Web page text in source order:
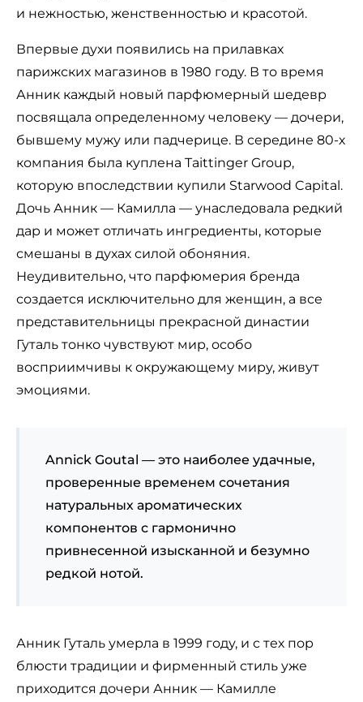
и нежностью, женственностью и красотой.
Впервые духи появились на прилавках
парижских магазинов в 1980 году. В то время
Анник каждый новый парфюмерный шедевр
посвящала определенному человеку — дочери,
бывшему мужу или падчерице. В середине 80-х
компания была куплена Taittinger Group,
которую впоследствии купили Starwood Capital.
Дочь Анник — Камилла — унаследовала редкий
дар и может отличать ингредиенты, которые
смешаны в духах силой обоняния.
Неудивительно, что парфюмерия бренда
создается исключительно для женщин, а все
представительницы прекрасной династии
Гуталь тонко чувствуют мир, особо
восприимчивы к окружающему миру, живут
эмоциями.
Annick Goutal — это наиболее удачные,
проверенные временем сочетания
натуральных ароматических
компонентов с гармонично
привнесенной изысканной и безумно
редкой нотой.
Анник Гуталь умерла в 1999 году, и с тех пор
блюсти традиции и фирменный стиль уже
приходится дочери Анник — Камилле